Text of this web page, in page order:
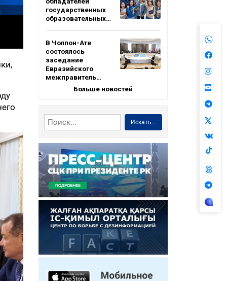
государственных
образовательных…
В Чолпон-Ате
состоялось
заседание
Евразийского
межправитель…
Больше новостей
Искать...